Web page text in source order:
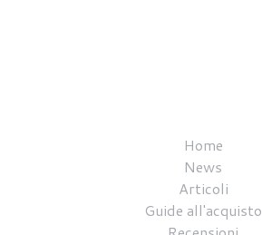
Home
News
Articoli
Guide all'acquisto